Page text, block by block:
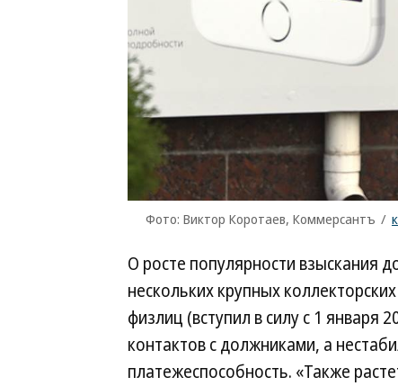
Фото: Виктор Коротаев, Коммерсантъ /
О росте популярности взыскания
нескольких крупных
физлиц (вступил в силу с 1 января
контактов с должниками, а
платежеспособность. «Также